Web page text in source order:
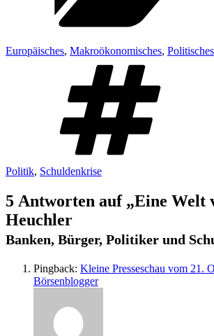
Europäisches, Makroökonomisches, Politisches
Politik, Schuldenkrise
5 Antworten auf „Eine Welt
Heuchler
Banken, Bürger, Politiker und
Pingback: Kleine Presseschau vom 21.
Börsenblogger